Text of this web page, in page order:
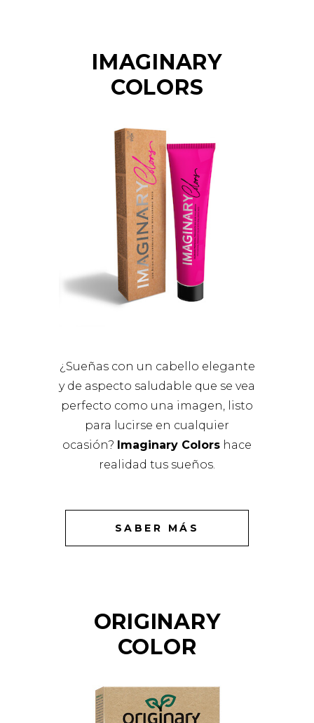
IMAGINARY
COLORS
¿Sueñas con un cabello elegante
y de aspecto saludable que se vea
perfecto como una imagen, listo
para lucirse en cualquier
ocasión? Imaginary Colors hace
realidad tus sueños.
SABER MÁS
ORIGINARY
COLOR